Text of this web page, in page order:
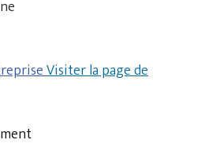
Visiter la page de